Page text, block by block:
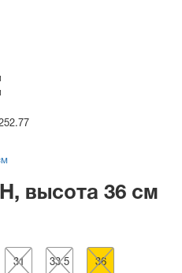
высота 36 см
31 33.5 36